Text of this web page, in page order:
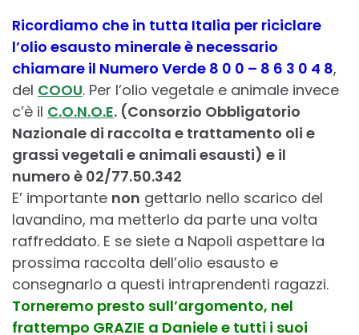
Ricordiamo che in tutta Italia per riciclare
l’olio esausto minerale è necessario
chiamare il Numero Verde 8 0 0 – 8 6 3 0 4 8,
del COOU. Per l’olio vegetale e animale invece
c’è il C.O.N.O.E. (Consorzio Obbligatorio
Nazionale di raccolta e trattamento oli e
grassi vegetali e animali esausti) e il
numero è 02/77.50.342
E’ importante non gettarlo nello scarico del
lavandino, ma metterlo da parte una volta
raffreddato. E se siete a Napoli aspettare la
prossima raccolta dell’olio esausto e
consegnarlo a questi intraprendenti ragazzi.
Torneremo presto sull’argomento, nel
frattempo GRAZIE a Daniele e tutti i suoi